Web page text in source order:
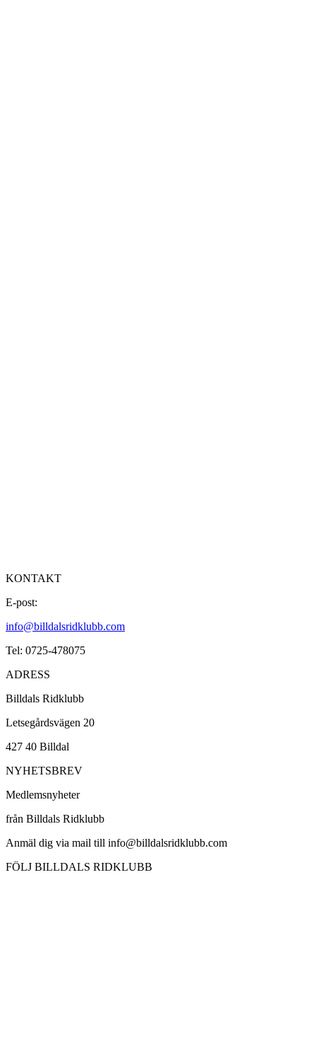
KONTAKT
E-post:
info@billdalsridklubb.com
Tel: 0725-478075
ADRESS
Billdals Ridklubb
Letsegårdsvägen 20
427 40 Billdal
NYHETSBREV
Medlemsnyheter
från Billdals Ridklubb
Anmäl dig via mail till info@billdalsridklubb.com
FÖLJ BILLDALS RIDKLUBB